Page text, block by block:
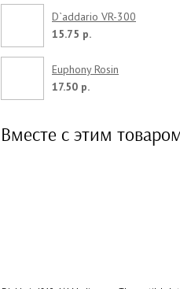
D`addario VR-300
15.75 р.
Euphony Rosin
17.50 р.
Вместе с этим